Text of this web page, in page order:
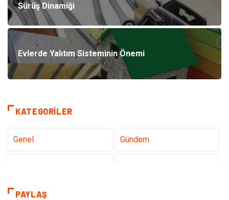
Sürüş Dinamiği
Evlerde Yalıtım Sisteminin Önemi
KATEGORILER
Genel Gündem
Tanıtıcı Reklam
PAYLAŞ